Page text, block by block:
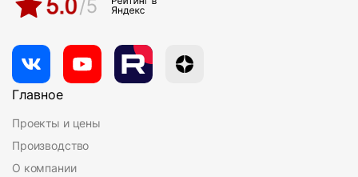
Главное
Проекты и цены
Производство
О компании